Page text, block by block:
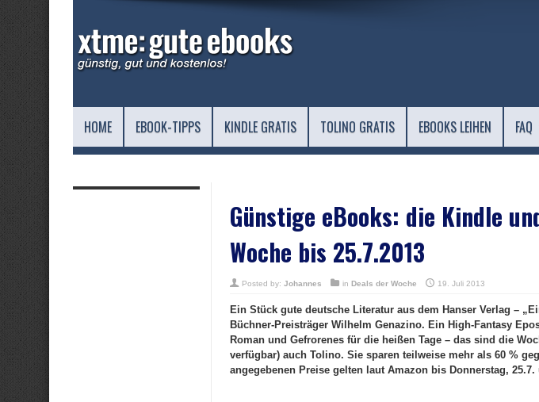
HOME EBOOK-TIPPS KINDLE GRATIS TOLINO GRATIS EBOOKS LEIHEN FAQ
Günstige eBooks: die Kindle
Woche bis 25.7.2013
Posted by: Johannes in Deals der Woche 19. Juli 2013
Ein Stück gute deutsche Literatur aus dem Hanser Verlag –
Büchner-Preisträger Wilhelm Genazino. Ein High-Fantasy
Roman und Gefrorenes für die heißen Tage – das sind die
verfügbar) auch Tolino. Sie sparen teilweise mehr als 60 %
angegebenen Preise gelten laut Amazon bis Donnerstag, 25.7.